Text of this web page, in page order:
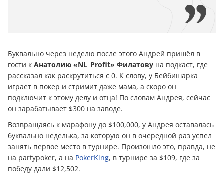
Буквально через неделю после этого Андрей пришёл в
гости к Анатолию «NL_Profit» Филатову на подкаст, где
рассказал как раскрутиться с 0. К слову, у Бейбишарка
играет в покер и стримит даже мама, а скоро он
подключит к этому делу и отца! По словам Андрея, сейчас
он зарабатывает $300 на заводе.
Возвращаясь к марафону до $100,000, у Андрея оставалась
буквально неделька, за которую он в очередной раз успел
занять первое место в турнире. Произошло это, правда, не
на partypoker, а на PokerKing, в турнире за $109, где за
победу дали $12,502.